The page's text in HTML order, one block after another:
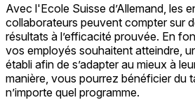
Avec l'Ecole Suisse d’Allemand, les
collaborateurs peuvent compter sur
résultats à l’efficacité prouvée. En
vos employés souhaitent atteindre,
établi afin de s’adapter au mieux à
manière, vous pourrez bénéficier du
n’importe quel programme.